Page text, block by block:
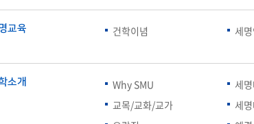
1990년대
1980년대
기금운용심의회
기금운용심의회
교류 전과ㆍ복수(부)전공 마이크로디그
마이크로디그
서점
우편취급국
웰니스센터
세명창업보육센터 지역협력센터 기
화센터
화장품·건강기능식품 임상시험센터
·사회복지급식관리지원센터
단양군어린이
교육 건학이념 세
소개 Why SMU 세
교목/교화/교가
세